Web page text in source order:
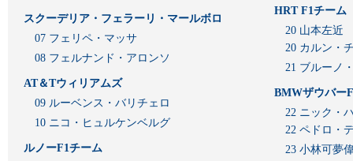
スクーデリア・フェラーリ・マールボロ
07 フェリペ・マッサ
08 フェルナンド・アロンソ
AT＆Tウィリアムズ
09 ルーベンス・バリチェロ
10 ニコ・ヒュルケンベルグ
ルノーF1チーム
HRT F1チーム
20 山本左近
20 カルン・
21 ブルーノ
BMWザウバー
22 ニック・
22 ペドロ・
23 小林可夢